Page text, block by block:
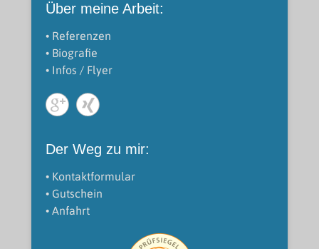
Über meine Arbeit:
• Referenzen
• Biografie
• Infos / Flyer
Der Weg zu mir:
• Kontaktformular
• Gutschein
• Anfahrt